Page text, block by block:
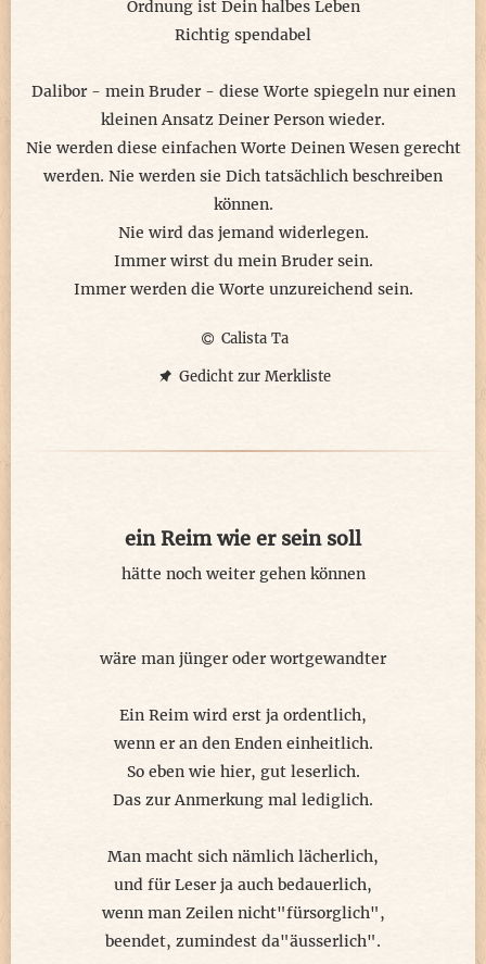
Ordnung ist Dein halbes Leben
Richtig spendabel
Dalibor - mein Bruder - diese Worte spiegeln nur einen
kleinen Ansatz Deiner Person wieder.
Nie werden diese einfachen Worte Deinen Wesen gerecht
werden. Nie werden sie Dich tatsächlich beschreiben
können.
Nie wird das jemand widerlegen.
Immer wirst du mein Bruder sein.
Immer werden die Worte unzureichend sein.
Calista Ta
Gedicht zur Merkliste
ein Reim wie er sein soll
hätte noch weiter gehen können
wäre man jünger oder wortgewandter
Ein Reim wird erst ja ordentlich,
wenn er an den Enden einheitlich.
So eben wie hier, gut leserlich.
Das zur Anmerkung mal lediglich.
Man macht sich nämlich lächerlich,
und für Leser ja auch bedauerlich,
wenn man Zeilen nicht"fürsorglich",
beendet, zumindest da"äusserlich".